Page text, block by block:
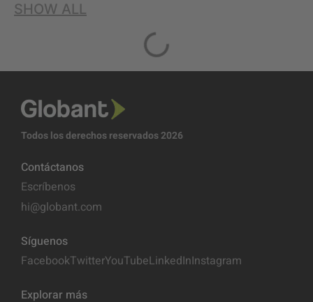
SHOW ALL
Todos los derechos reservados 2026
Contáctanos
Escríbenos
hi@globant.com
Síguenos
FacebookTwitterYouTubeLinkedInInstagram
Explorar más